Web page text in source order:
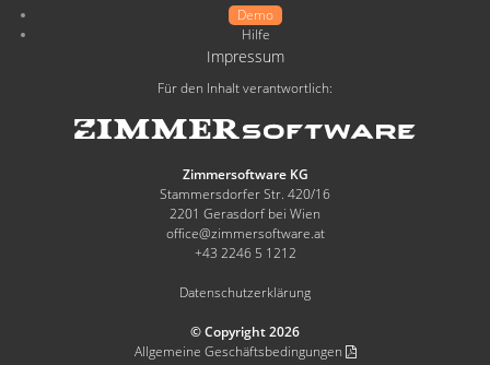
Demo
Hilfe
Impressum
Für den Inhalt verantwortlich:
Zimmersoftware KG
Stammersdorfer Str. 420/16
2201 Gerasdorf bei Wien
office@zimmersoftware.at
+43 2246 5 1212
Datenschutzerklärung
© Copyright 2026
Allgemeine Geschäftsbedingungen